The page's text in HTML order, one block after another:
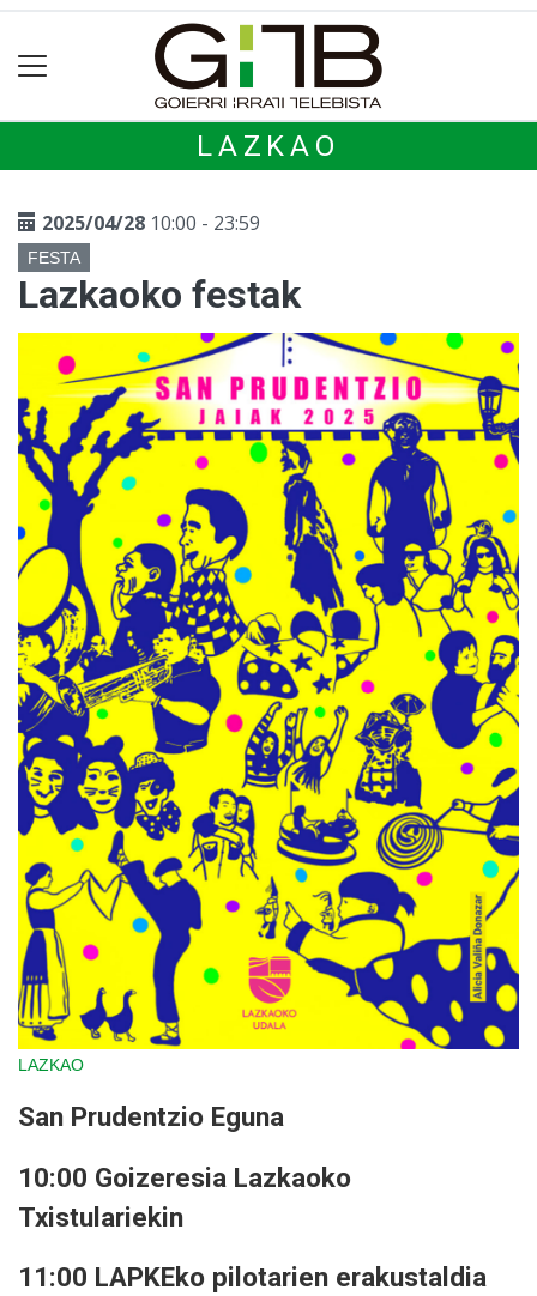
LAZKAO
2025/04/28 10:00 - 23:59
FESTA
Lazkaoko festak
LAZKAO
San Prudentzio Eguna
10:00 Goizeresia Lazkaoko
Txistulariekin
11:00 LAPKEko pilotarien erakustaldia